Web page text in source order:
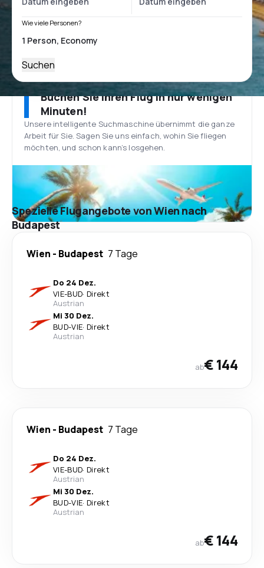
Wie viele Personen?
Suchen
Buchen Sie Ihren Flug in nur wenigen
Minuten!
Unsere intelligente Suchmaschine übernimmt die ganze
Arbeit für Sie. Sagen Sie uns einfach, wohin Sie fliegen
möchten, und schon kann’s losgehen.
Spezielle Flugangebote von Wien nach
Budapest
Wien - Budapest 7 Tage
Do 24 Dez.
VIE-BUD· Direkt
Austrian
Mi 30 Dez.
BUD-VIE· Direkt
Austrian
ab€ 144
Wien - Budapest 7 Tage
Do 24 Dez.
VIE-BUD· Direkt
Austrian
Mi 30 Dez.
BUD-VIE· Direkt
Austrian
ab€ 144